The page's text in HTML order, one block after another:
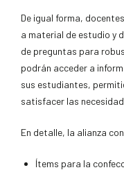
De igual forma,
a material de estudio y
de preguntas para
podrán acceder a
sus estudiantes,
satisfacer las
En detalle, la alianza
Ítems para la